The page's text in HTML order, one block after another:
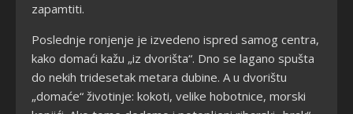
zapamtiti.
Poslednje ronjenje je izvedeno ispred samog centra,
kako domaći kažu „iz dvorišta“. Dno se lagano spušta
do nekih tridesetak metara dubine. A u dvorištu
„domaće“ životinje: kokoti, velike hobotnice, morski